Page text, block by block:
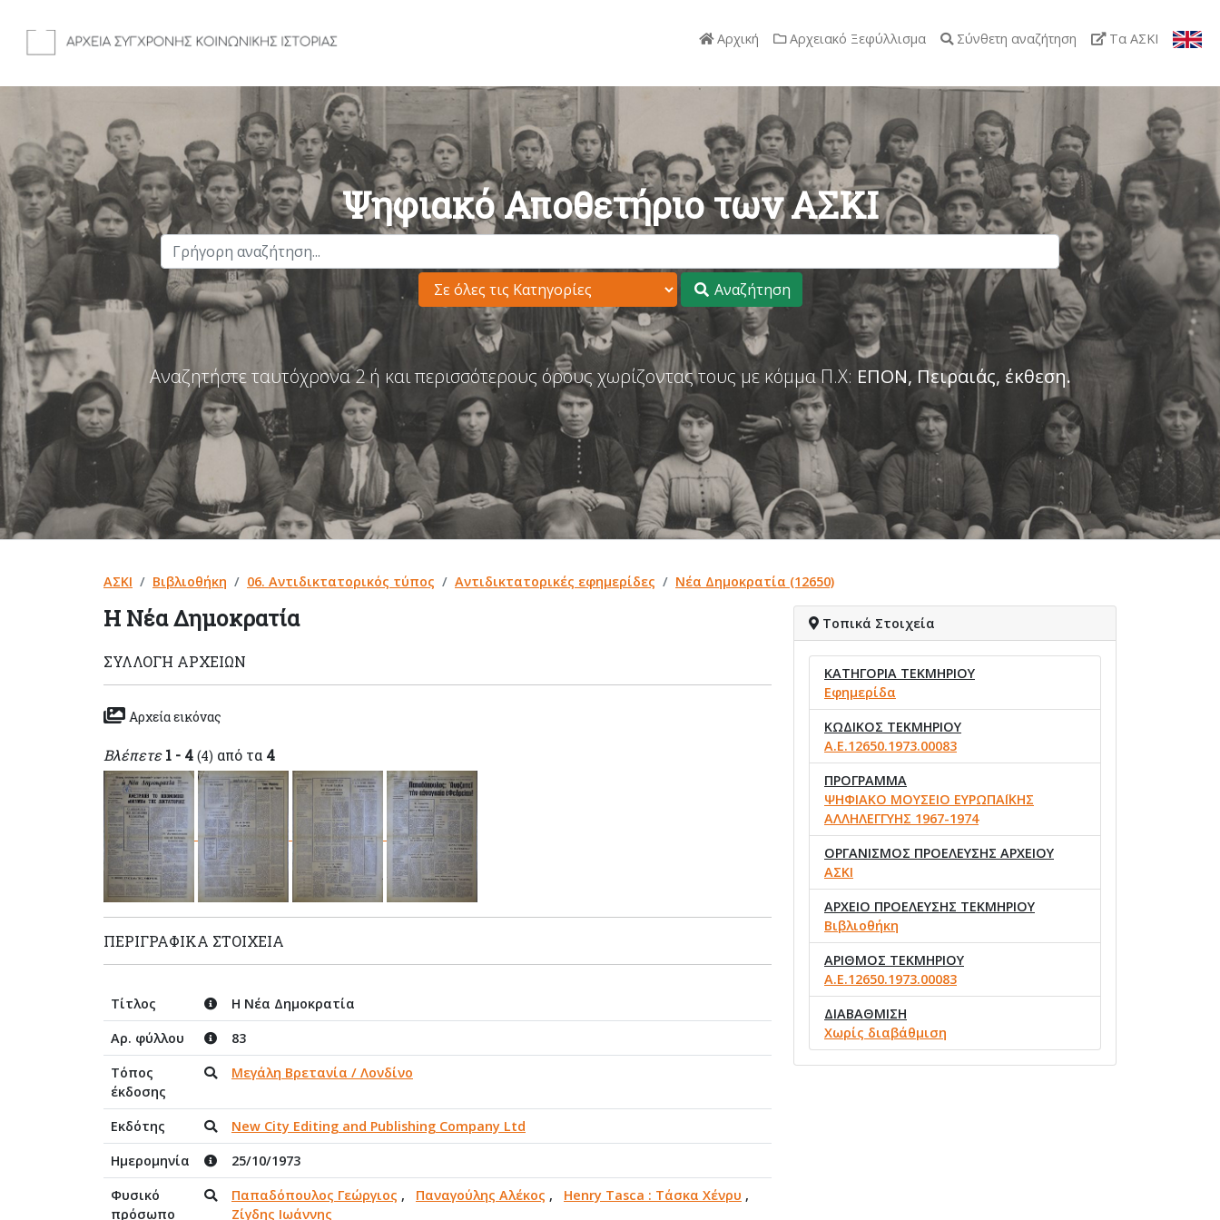
Αρχική Αρχειακό Ξεφύλλισμα Σύνθετη αναζήτηση Τα ΑΣΚΙ
Ψηφιακό Αποθετήριο των ΑΣΚΙ
Αναζήτηση
Αναζητήστε ταυτόχρονα 2 ή και περισσότερους όρους χωρίζοντας τους με κόμμα Π.Χ: ΕΠΟΝ, Πειραιάς, έκθεση.
ΑΣΚΙ Βιβλιοθήκη 06. Αντιδικτατορικός τύπος Αντιδικτατορικές εφημερίδες Νέα Δημοκρατία (12650)
Η Νέα Δημοκρατία
ΣΥΛΛΟΓΉ ΑΡΧΕΊΩΝ
Αρχεία εικόνας
Βλέπετε 1 - 4 (4) από τα 4
ΠΕΡΙΓΡΑΦΙΚΆ ΣΤΟΙΧΕΊΑ
Τίτλος
Η Νέα Δημοκρατία
Αρ. φύλλου
83
Τόπος
έκδοσης
Μεγάλη Βρετανία / Λονδίνο
Εκδότης
New City Editing and Publishing Company Ltd
Ημερομηνία
25/10/1973
Φυσικό
πρόσωπο
Παπαδόπουλος Γεώργιος , Παναγούλης Αλέκος , Henry Tasca : Τάσκα Χένρυ ,
Ζίγδης Ιωάννης
Τοπικά Στοιχεία
ΚΑΤΗΓΟΡΙΑ ΤΕΚΜΗΡΙΟΥ
Εφημερίδα
ΚΩΔΙΚΟΣ ΤΕΚΜΗΡΙΟΥ
Α.Ε.12650.1973.00083
ΠΡΟΓΡΑΜΜΑ
ΨΗΦΙΑΚΟ ΜΟΥΣΕΙΟ ΕΥΡΩΠΑΪΚΗΣ
ΑΛΛΗΛΕΓΓΥΗΣ 1967-1974
ΟΡΓΑΝΙΣΜΟΣ ΠΡΟΕΛΕΥΣΗΣ ΑΡΧΕΙΟΥ
ΑΣΚΙ
ΑΡΧΕΙΟ ΠΡΟΕΛΕΥΣΗΣ ΤΕΚΜΗΡΙΟΥ
Βιβλιοθήκη
ΑΡΙΘΜΟΣ ΤΕΚΜΗΡΙΟΥ
Α.Ε.12650.1973.00083
ΔΙΑΒΑΘΜΙΣΗ
Χωρίς διαβάθμιση